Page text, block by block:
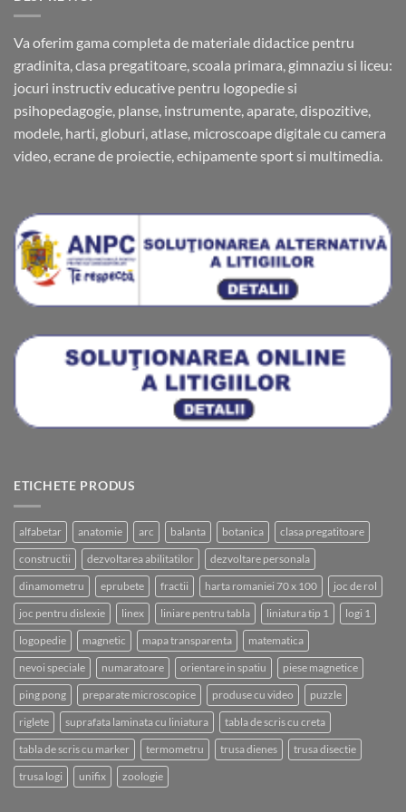
Va oferim gama completa de materiale didactice pentru
gradinita, clasa pregatitoare, scoala primara, gimnaziu si liceu:
jocuri instructiv educative pentru logopedie si
psihopedagogie, planse, instrumente, aparate, dispozitive,
modele, harti, globuri, atlase, microscoape digitale cu camera
video, ecrane de proiectie, echipamente sport si multimedia.
ETICHETE PRODUS
alfabetar anatomie arc balanta botanica clasa pregatitoare
constructii dezvoltarea abilitatilor dezvoltare personala
dinamometru eprubete fractii harta romaniei 70 x 100 joc de rol
joc pentru dislexie linex liniare pentru tabla liniatura tip 1 logi 1
logopedie magnetic mapa transparenta matematica
nevoi speciale numaratoare orientare in spatiu piese magnetice
ping pong preparate microscopice produse cu video puzzle
riglete suprafata laminata cu liniatura tabla de scris cu creta
tabla de scris cu marker termometru trusa dienes trusa disectie
trusa logi unifix zoologie